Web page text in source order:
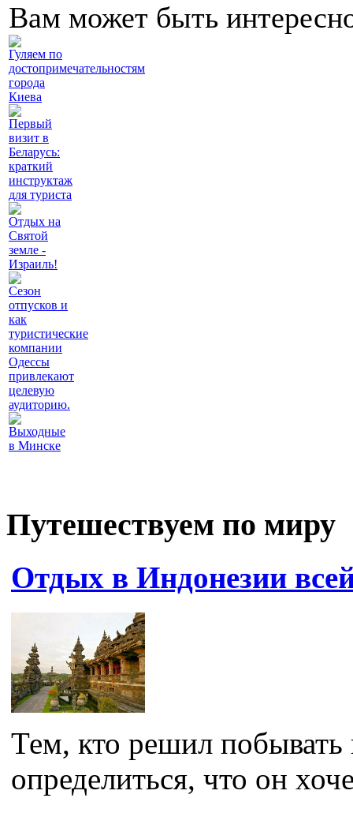
Вам может быть
Гуляем по
достопримечательностям
города
Киева
Первый
визит в
Беларусь:
краткий
инструктаж
для туриста
Отдых на
Святой
земле -
Израиль!
Сезон
отпусков и
как
туристические
компании
Одессы
привлекают
целевую
аудиторию.
Выходные
в Минске
Путешествуем по миру
Отдых в Индонезии
Тем, кто решил побывать
определиться, что он